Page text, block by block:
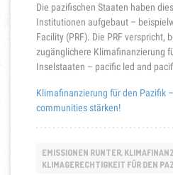
Die pazifischen Staaten haben
Institutionen aufgebaut –
Facility (PRF). Die PRF verspricht,
zugänglichere Klimafinanzierung
Inselstaaten – pacific led and
Klimafinanzierung für den Pazifik
communities stärken!
EMISSIONEN RUNTER,
KLIMAGERECHTIGKEIT FÜR DEN